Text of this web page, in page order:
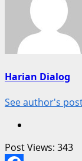
Harian Dialog
See author's
Post Views: 343